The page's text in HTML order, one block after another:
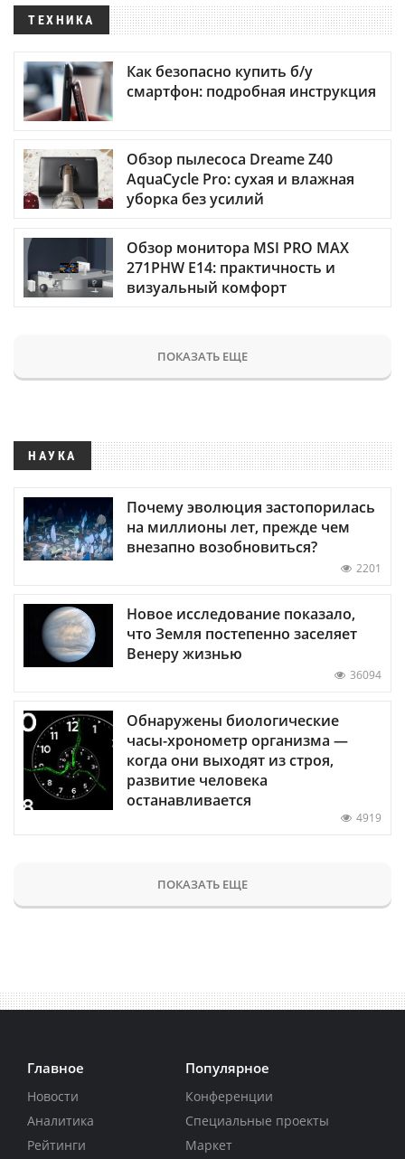
ТЕХНИКА
Как безопасно купить б/у
смартфон: подробная инструкция
Обзор пылесоса Dreame Z40
AquaCycle Pro: сухая и влажная
уборка без усилий
Обзор монитора MSI PRO MAX
271PHW E14: практичность и
визуальный комфорт
ПОКАЗАТЬ ЕЩЕ
НАУКА
Почему эволюция застопорилась
на миллионы лет, прежде чем
внезапно возобновиться?
2201
Новое исследование показало,
что Земля постепенно заселяет
Венеру жизнью
36094
Обнаружены биологические
часы-хронометр организма —
когда они выходят из строя,
развитие человека
останавливается
4919
ПОКАЗАТЬ ЕЩЕ
Главное
Новости
Аналитика
Рейтинги
Популярное
Конференции
Специальные проекты
Маркет